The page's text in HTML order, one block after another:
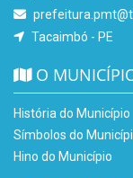
Tacaimbó - PE
O
História do Município
Símbolos do
Hino do Município